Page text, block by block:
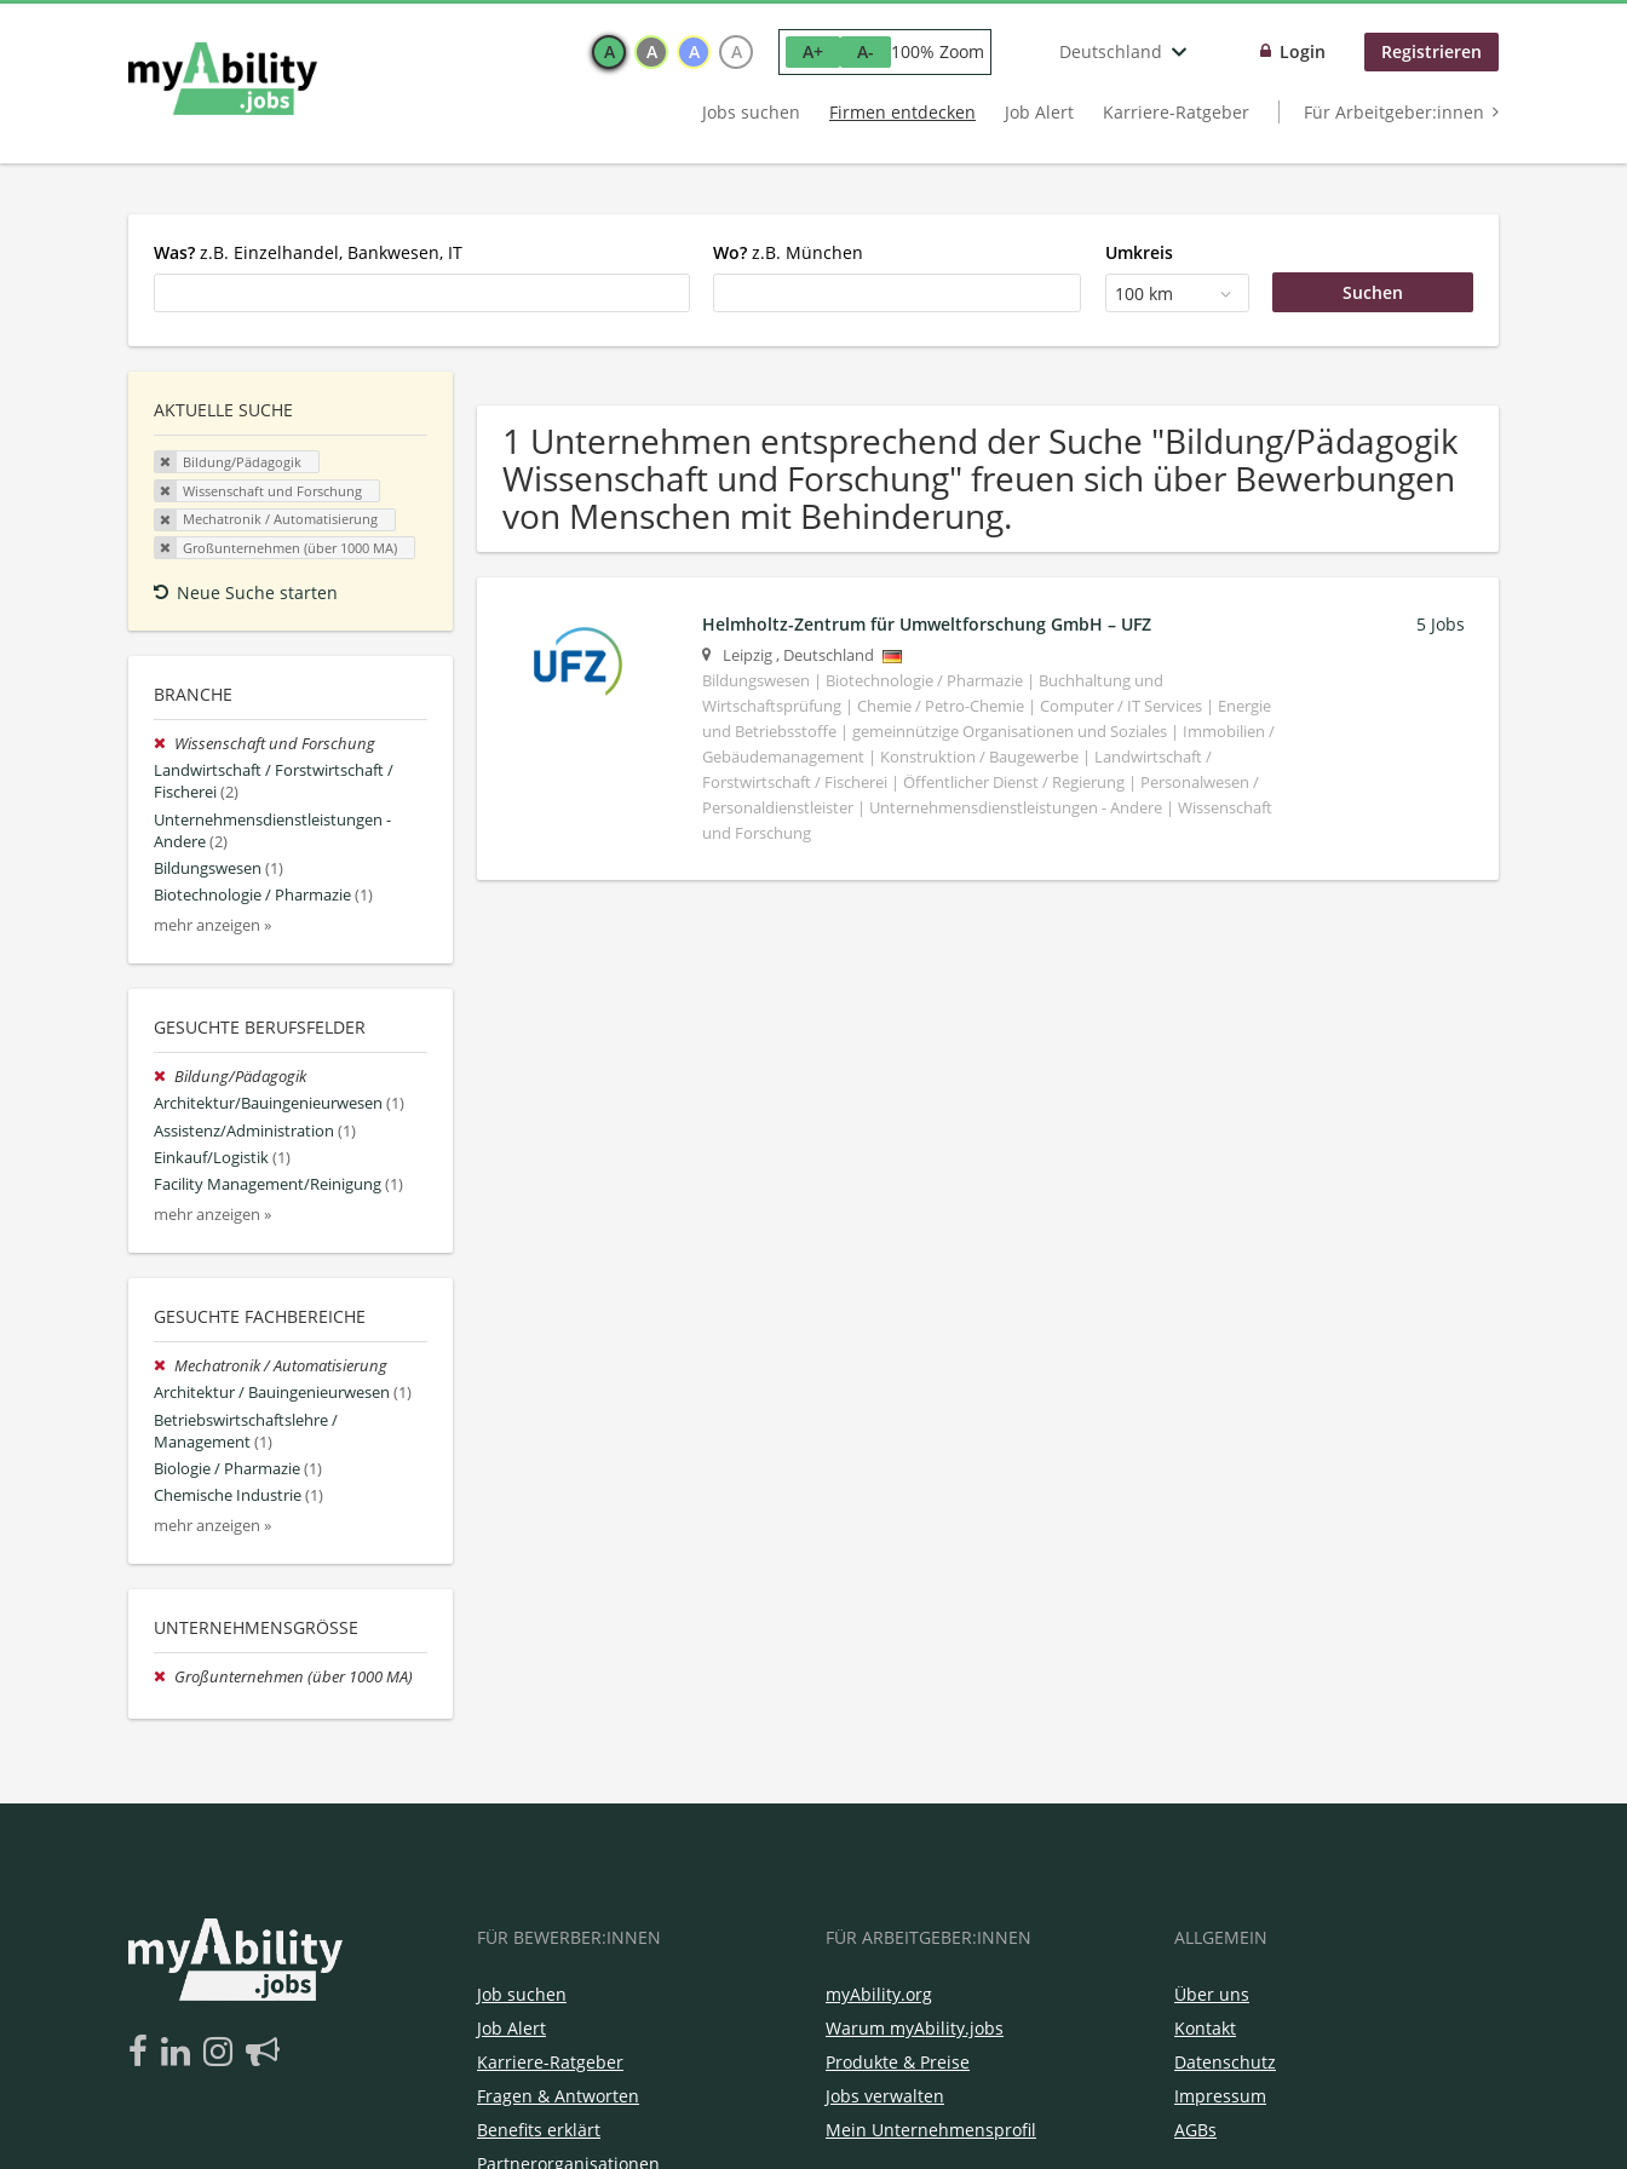
A A A A A+ A- 100% Zoom Deutschland Login Registrieren
Jobs suchen Firmen entdecken Job Alert Karriere-Ratgeber Für Arbeitgeber:innen
Was? z.B. Einzelhandel, Bankwesen, IT Wo? z.B. München
Umkreis
100 km
AKTUELLE SUCHE
Bildung/Pädagogik
Wissenschaft und Forschung
Mechatronik / Automatisierung
Großunternehmen (über 1000 MA)
Neue Suche starten
BRANCHE
Wissenschaft und Forschung
Landwirtschaft / Forstwirtschaft /
Fischerei(2)
Unternehmensdienstleistungen -
Andere(2)
Bildungswesen (1)
Biotechnologie / Pharmazie(1)
mehr anzeigen »
GESUCHTE BERUFSFELDER
Bildung/Pädagogik
Architektur/Bauingenieurwesen (1)
Assistenz/Administration (1)
Einkauf/Logistik(1)
Facility Management/Reinigung(1)
mehr anzeigen »
GESUCHTE FACHBEREICHE
Mechatronik / Automatisierung
Architektur / Bauingenieurwesen (1)
Betriebswirtschaftslehre /
Management(1)
Biologie / Pharmazie(1)
Chemische Industrie(1)
mehr anzeigen »
UNTERNEHMENSGRÖSSE
Großunternehmen (über 1000 MA)
1 Unternehmen entsprechend der Suche "Bildung/Pädagogik
Wissenschaft und Forschung" freuen sich über Bewerbungen
von Menschen mit Behinderung.
Helmholtz-Zentrum für Umweltforschung GmbH – UFZ
Leipzig, Deutschland
Bildungswesen | Biotechnologie / Pharmazie | Buchhaltung und
Wirtschaftsprüfung | Chemie / Petro-Chemie | Computer / IT Services | Energie
und Betriebsstoffe | gemeinnützige Organisationen und Soziales | Immobilien /
Gebäudemanagement | Konstruktion / Baugewerbe | Landwirtschaft /
Forstwirtschaft / Fischerei | Öffentlicher Dienst / Regierung | Personalwesen /
Personaldienstleister | Unternehmensdienstleistungen - Andere | Wissenschaft
und Forschung
5 Jobs
FÜR BEWERBER:INNEN
Job suchen
Job Alert
Karriere-Ratgeber
Fragen & Antworten
Benefits erklärt
Partnerorganisationen
FÜR ARBEITGEBER:INNEN
myAbility.org
Warum myAbility.jobs
Produkte & Preise
Jobs verwalten
Mein Unternehmensprofil
ALLGEMEIN
Über uns
Kontakt
Datenschutz
Impressum
AGBs